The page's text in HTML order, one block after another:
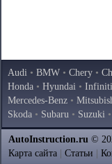
Audi • BMW • Chery •
Honda • Hyundai • Infiniti
Mercedes-Benz •
Skoda • Subaru • Suzuki •
AutoInstruction.ru ©
Карта сайта
Статьи